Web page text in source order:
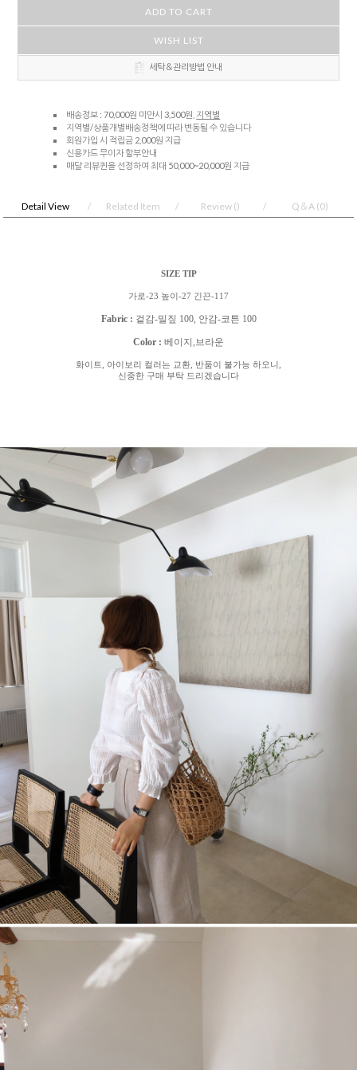
ADD TO CART
WISH LIST
세탁＆관리방법 안내
배송정보 : 70,000원 미만시 3,500원, 지역별
지역별/상품개별배송정책에 따라 변동될 수 있습니다
회원가입 시 적립금 2,000원 지급
신용카드 무이자 할부안내
매달 리뷰퀸을 선정하여 최대 50,000~20,000원 지급
Detail View Related Item Review () Q＆A (0)
SIZE TIP
가로-23 높이-27 긴끈-117
Fabric : 겉감-밀짚 100, 안감-코튼 100
Color : 베이지 ,브라운
화이트 아이보리 컬러는 교환 반품이 불가능 하오니
신중한 구매 부탁 드리겠습니다